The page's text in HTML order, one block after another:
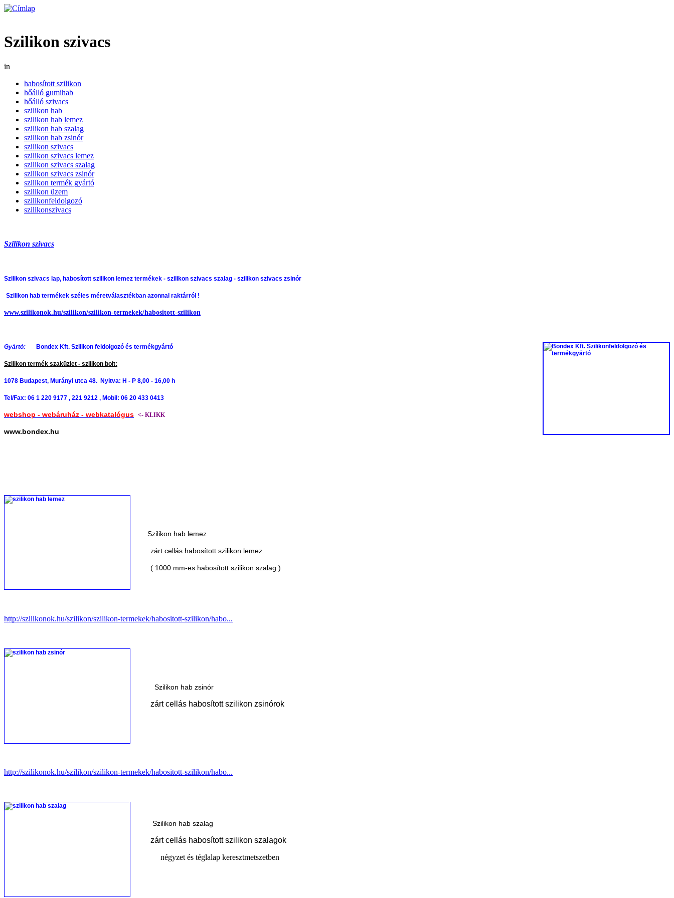
Szilikon szivacs
in
habosított szilikon
hőálló gumihab
hőálló szivacs
szilikon hab
szilikon hab lemez
szilikon hab szalag
szilikon hab zsinór
szilikon szivacs
szilikon szivacs lemez
szilikon szivacs szalag
szilikon szivacs zsinór
szilikon termék gyártó
szilikon üzem
szilikonfeldolgozó
szilikonszivacs
Szilikon szivacs
Szilikon szivacs lap, habosított szilikon lemez termékek - szilikon szivacs szalag - szilikon szivacs zsinór
Szilikon hab termékek széles méretválasztékban azonnal raktárról !
www.szilikonok.hu/szilikon/szilikon-termekek/habositott-szilikon
Gyártó: Bondex Kft. Szilikon feldolgozó és termékgyártó
Szilikon termék szaküzlet - szilikon bolt:
1078 Budapest, Murányi utca 48. Nyitva: H - P 8,00 - 16,00 h
Tel/Fax: 06 1 220 9177 , 221 9212 , Mobil: 06 20 433 0413
webshop - webáruház - webkatalógus <- KLIKK
www.bondex.hu
Szilikon hab lemez
zárt cellás habosított szilikon lemez
( 1000 mm-es habosított szilikon szalag )
http://szilikonok.hu/szilikon/szilikon-termekek/habositott-szilikon/habo...
Szilikon hab zsinór
zárt cellás habosított szilikon zsinórok
http://szilikonok.hu/szilikon/szilikon-termekek/habositott-szilikon/habo...
Szilikon hab szalag
zárt cellás habosított szilikon szalagok
négyzet és téglalap keresztmetszetben